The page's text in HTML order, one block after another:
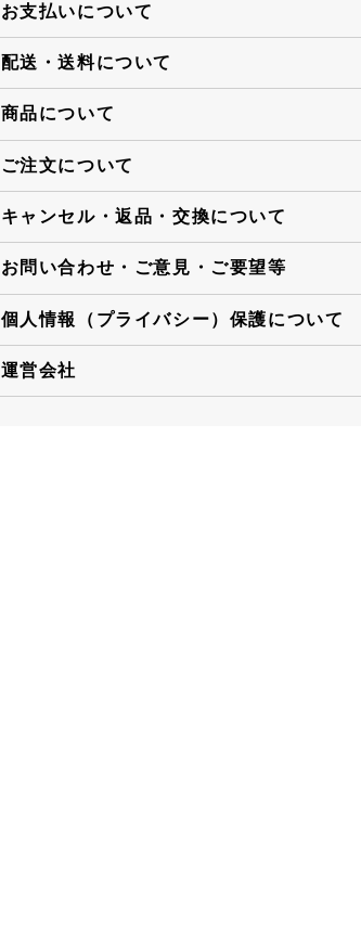
お支払いについて
配送・送料について
商品について
ご注文について
キャンセル・返品・交換について
お問い合わせ・ご意見・ご要望等
個人情報（プライバシー）保護について
運営会社